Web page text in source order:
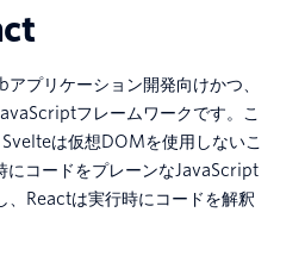
プリケーション開発向けかつ、
フレームワークです。こ
は仮想DOMを使用しないこ
にコードをプレーンなJavaScript
、Reactは実行時にコードを解釈